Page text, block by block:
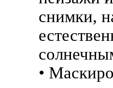
снимки,
•